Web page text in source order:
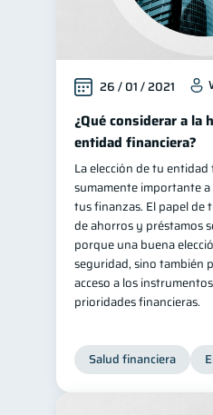
26 / 01 / 2021
¿Qué considerar a la
entidad financiera?
La elección de tu
sumamente importante
tus finanzas. El papel de
de ahorros y préstamos
porque una buena
seguridad, sino también
acceso a los
prioridades financieras.
Salud financiera